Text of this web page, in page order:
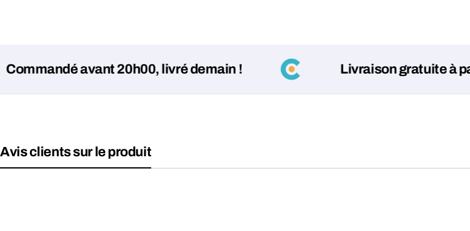
avant 20h00, livré demain ! Livraison gratuite à partir
Avis clients sur le produit